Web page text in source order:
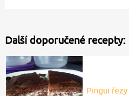
Další doporučené recepty:
Pingui řezy